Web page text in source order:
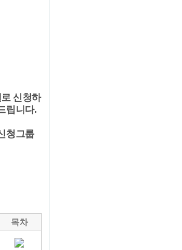
신청하
립니다.
청그룹
목차